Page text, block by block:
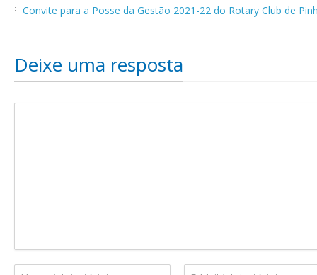
Convite para a Posse da Gestão 2021-22 do Rotary Club de
Deixe uma resposta